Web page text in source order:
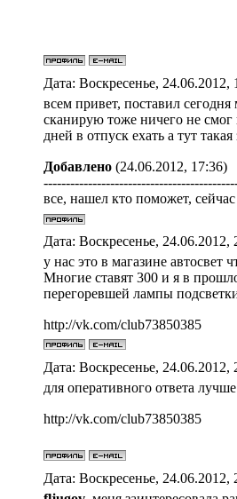
Дата: Воскресенье,
всем привет, поставил
сканирую тоже ничего не смог
дней в отпуск ехать а тут такая
Добавлено (24.06.2012, 17:36)
все, нашел кто поможет,
Дата: Воскресенье,
у нас это в магазине автосвет
Многие ставят 300 и я в
перегоревшей лампы
http://vk.com/club73850385
Дата: Воскресенье,
для оперативного ответа
http://vk.com/club73850385
Дата: Воскресенье,